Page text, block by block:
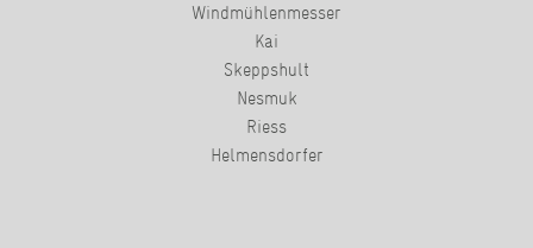
Windmühlenmesser
Kai
Skeppshult
Nesmuk
Riess
Helmensdorfer